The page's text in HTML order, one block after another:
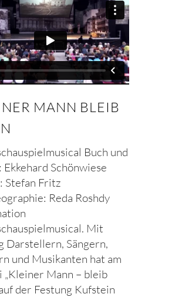
MANN BLEIB
Buch und
Ekkehard Schönwiese
Stefan Fritz
Reda Roshdy
Mit
Darstellern, Sängern,
und Musikanten hat am
„Kleiner Mann – bleib
der Festung Kufstein